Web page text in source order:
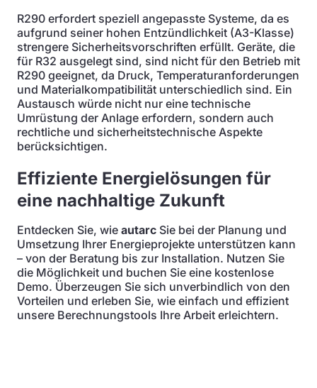
R290 erfordert speziell angepasste Systeme, da es
aufgrund seiner hohen Entzündlichkeit (A3-Klasse)
strengere Sicherheitsvorschriften erfüllt. Geräte, die
für R32 ausgelegt sind, sind nicht für den Betrieb mit
R290 geeignet, da Druck, Temperaturanforderungen
und Materialkompatibilität unterschiedlich sind. Ein
Austausch würde nicht nur eine technische
Umrüstung der Anlage erfordern, sondern auch
rechtliche und sicherheitstechnische Aspekte
berücksichtigen.
Effiziente Energielösungen für
eine nachhaltige Zukunft
Entdecken Sie, wie autarc Sie bei der Planung und
Umsetzung Ihrer Energieprojekte unterstützen kann
– von der Beratung bis zur Installation. Nutzen Sie
die Möglichkeit und buchen Sie eine kostenlose
Demo. Überzeugen Sie sich unverbindlich von den
Vorteilen und erleben Sie, wie einfach und effizient
unsere Berechnungstools Ihre Arbeit erleichtern.